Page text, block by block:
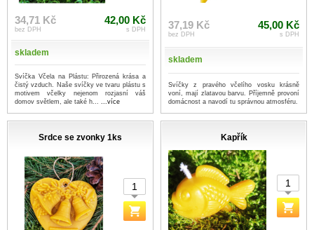
34,71 Kč
bez DPH
42,00 Kč
s DPH
skladem
Svíčka Včela na Plástu: Přirozená krása a
čistý vzduch. Naše svíčky ve tvaru plástu s
motivem včelky nejenom rozjasní váš
domov světlem, ale také h... ...více
37,19 Kč
bez DPH
45,00 Kč
s DPH
skladem
Svíčky z pravého včelího vosku krásně
voní, mají zlatavou barvu. Příjemně provoní
domácnost a navodí tu správnou atmosféru.
Srdce se zvonky 1ks Kapřík